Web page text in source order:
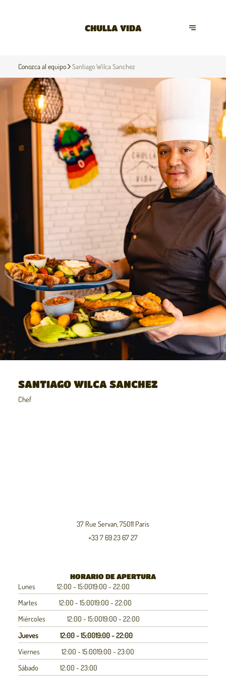
CHULLA VIDA
Conozca al equipo Santiago Wilca Sanchez
SANTIAGO WILCA SANCHEZ
Chef
37 Rue Servan, 75011 Paris
+33 7 69 23 67 27
HORARIO DE APERTURA
Lunes 12:00 - 15:0019:00 - 22:00
Martes
12:00 - 15:0019:00 - 22:00
Miércoles
12:00 - 15:0019:00 - 22:00
Jueves
12:00 - 15:0019:00 - 22:00
Viernes
12:00 - 15:0019:00 - 23:00
Sábado
12:00 - 23:00